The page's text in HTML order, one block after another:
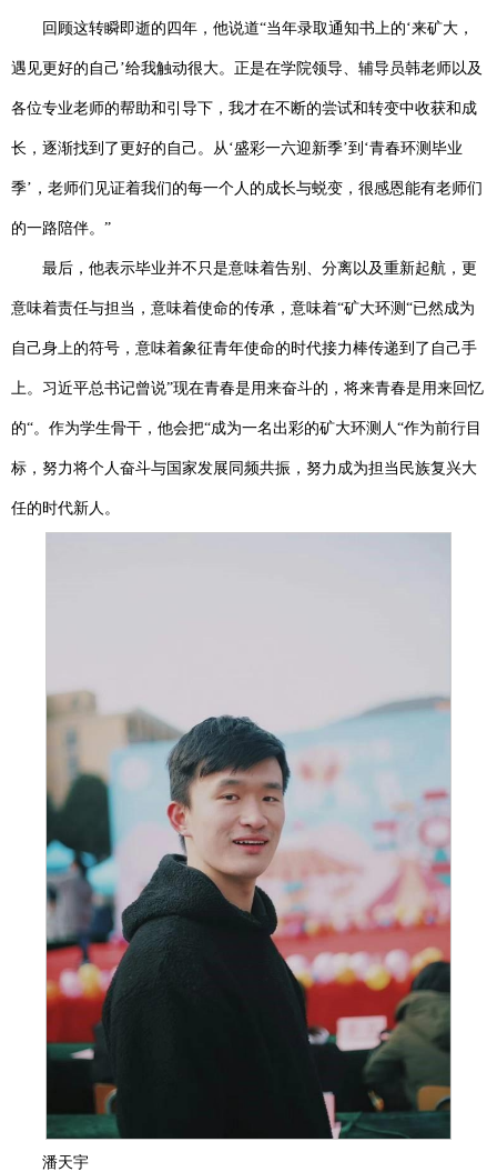
回顾这转瞬即逝的四年，他说道“当年录取通知书上的‘来矿大，
遇见更好的自己’给我触动很大。正是在学院领导、辅导员韩老师以及
各位专业老师的帮助和引导下，我才在不断的尝试和转变中收获和成
长，逐渐找到了更好的自己。从‘盛彩一六迎新季’到‘青春环测毕业
季’，老师们见证着我们的每一个人的成长与蜕变，很感恩能有老师们
的一路陪伴。”
最后，他表示毕业并不只是意味着告别、分离以及重新起航，更
意味着责任与担当，意味着使命的传承，意味着“矿大环测“已然成为
自己身上的符号，意味着象征青年使命的时代接力棒传递到了自己手
上。习近平总书记曾说”现在青春是用来奋斗的，将来青春是用来回忆
的“。作为学生骨干，他会把“成为一名出彩的矿大环测人“作为前行目
标，努力将个人奋斗与国家发展同频共振，努力成为担当民族复兴大
任的时代新人。
潘天宇